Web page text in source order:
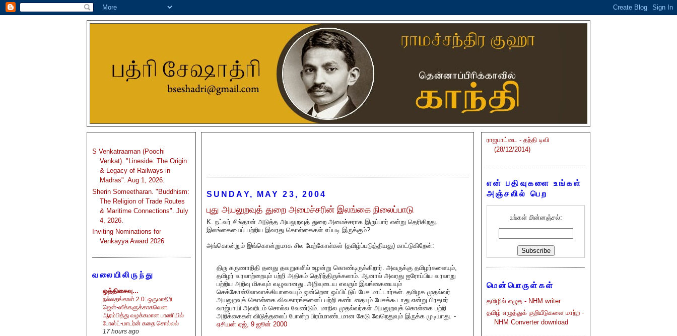
S Venkatraaman (Poochi
Venkat). "Lineside: The Origin
& Legacy of Railways in
Madras". Aug 1, 2026.
Sherin Someetharan. "Buddhism:
The Religion of Trade Routes
& Maritime Connections". July
4, 2026.
Inviting Nominations for
Venkayya Award 2026
வலையிலிருந்து
ஒத்திசைவு...
நல்லதங்காள் 2.0: ஒருமாதிரி
ஜென்-ஸீக்களுக்காகவென
ஆரம்பித்து வழக்கமான பாணியில்
போஸ்ட்-மாடர்ன் கதை சொல்லல்
17 hours ago
SUNDAY, MAY 23, 2004
புது அயலுறவுத் துறை அமைச்சரின் இலங்கை நிலைப்பாடு
K. நட்வர் சிங்தான் அடுத்த அயலுறவுத் துறை அமைச்சராக இருப்பார் என்று தெரிகிறது.
இலங்கையைப் பற்றிய இவரது கொள்கைகள் எப்படி இருக்கும்?
அங்கொன்றும் இங்கொன்றுமாக சில மேற்கோள்கள் (தமிழ்ப்படுத்தியது) காட்டுகிறேன்:
திரு கருணாநிதி தனது தவறுகளில் உழன்று கொண்டிருக்கிறார். அவருக்கு தமிழர்களையும்,
தமிழர் வரலாற்றையும் பற்றி அதிகம் தெரிந்திருக்கலாம். ஆனால் அவரது ஐரோப்பிய வரலாறு
பற்றிய அறிவு மிகவும் வழுவானது. அறிவுடைய எவரும் இலங்கையையும்
செக்கோஸ்லோவாக்கியாவையும் ஒன்றென ஒப்பிட்டுப் பேச மாட்டார்கள். தமிழக முதல்வர்
அயலுறவுக் கொள்கை விவகாரங்களைப் பற்றி கண்டதையும் பேசக்கூடாது என்று பிரதமர்
வாஜ்பாயி அவரிடம் சொல்ல வேண்டும். மாநில முதல்வர்கள் அயலுறவுக் கொள்கை பற்றி
அறிக்கைகள் விடுத்தலைப் போன்ற பிரம்மாண்டமான கேடு வேறெதுவும் இருக்க முடியாது. -
ஏசியன் ஏஜ், 9 ஜூன் 2000
ராஜபாட்டை - தந்தி டிவி
(28/12/2014)
என் பதிவுகளை உங்கள்
அஞ்சலில் பெற
உங்கள் மின்னஞ்சல்:
மென்பொருள்கள்
தமிழில் எழுத - NHM writer
தமிழ் எழுத்துக் குறியீடுகளை மாற்ற -
NHM Converter download